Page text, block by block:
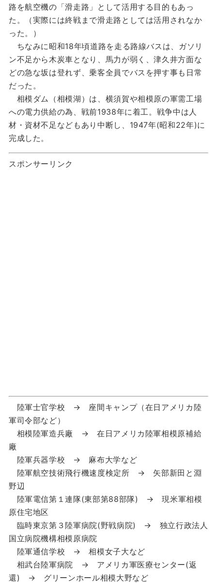
路を航空機の「滑走路」として活用する目的もあっ
た。（実際には終戦まで滑走路としては活用されなか
った。）
ちなみに昭和18年頃道路を走る路線バスは、ガソリ
ン不足から木炭車となり、馬力が弱く、津久井方面な
どの急な坂は登れず、乗客全員でバスを押す事も日常
だった。
相模ダム（相模湖）は、横須賀や相模原の軍需工場
への電力供給の為、戦前1938年に着工。戦争中は人
材・資材不足などもあり中断し、1947年(昭和22年)に
完成した。
スポンサーリンク
陸軍士官学校 → 座間キャンプ（在日アメリカ陸
軍司令部など）
相模陸軍造兵廠 → 在日アメリカ陸軍相模原補給
廠
陸軍兵器学校 → 麻布大学など
陸軍航空技術飛行機速度検定所 → 矢部新田と淵
野辺
陸軍電信第１連隊(東部第88部隊) → 現米軍相模
原住宅地区
臨時東京第３陸軍病院(野戦病院) → 独立行政法人
国立病院機構相模原病院
陸軍通信学校 → 相模女子大など
相武台陸軍病院 → アメリカ軍医療センター(返
還) → グリーンホール相模大野など